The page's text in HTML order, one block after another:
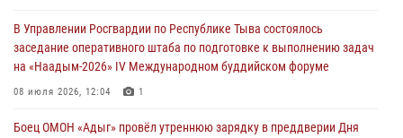
29 июля 2026, 09:41
26 сигналов «Тревога» с автотранспортов отработали экипажи
задержаний Росгвардии в Туве с начала года
В Управлении Росгвардии по Республике Тыва состоялось
заседание оперативного штаба по подготовке к выполнению задач
на «Наадым-2026» IV Международном буддийском форуме
08 июля 2026, 12:04 1
Боец ОМОН «Адыг» провёл утреннюю зарядку в преддверии Дня